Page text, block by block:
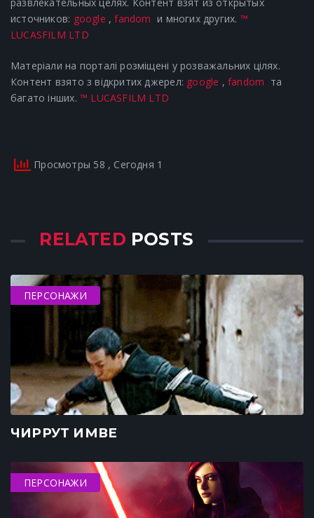
источников: google ,fandom и многих других. ™
LUCASFILM LTD
Матеріали на порталі розміщені у розважальних цілях.
Контент взято з відкритих джерел: google ,fandom та
багато інших. ™ LUCASFILM LTD
Просмотры 58 , Сегодня 1
RELATED POSTS
ПЕРСОНАЖИ
ЧИРРУТ ИМВЕ
ПЕРСОНАЖИ